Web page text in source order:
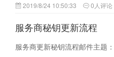
2019/8/24 10:50:33 0人评论
服务商秘钥更新流程
服务商更新秘钥流程邮件主题